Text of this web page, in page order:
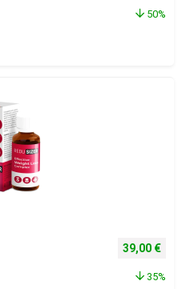
50%
Izvorna
39,00 €
35%